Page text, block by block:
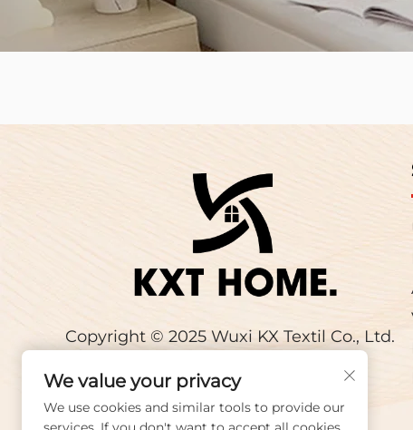
Copyright © 2025 Wuxi KX Textil Co., Ltd.
We value your privacy
We use cookies and similar tools to provide our